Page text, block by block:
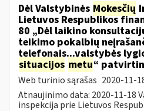
Dėl Valstybinės Mokesčių
Lietuvos Respublikos
80 „Dėl laikino
teikimo pokalbių
telefonais...valstybės
situacijos metu“
Web turinio sąrašas 2020-11-
Atnaujinimo data: 2020-11-18
inspekcija prie Lietuvos